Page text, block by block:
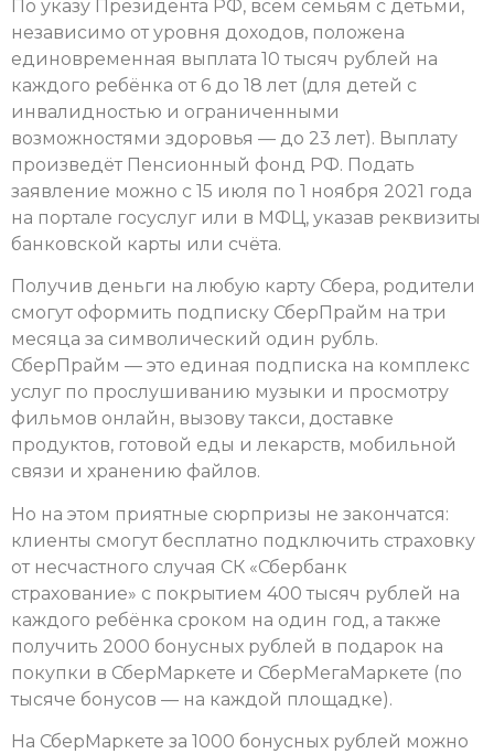
По указу Президента РФ, всем семьям с детьми,
независимо от уровня доходов, положена
единовременная выплата 10 тысяч рублей на
каждого ребёнка от 6 до 18 лет (для детей с
инвалидностью и ограниченными
возможностями здоровья — до 23 лет). Выплату
произведёт Пенсионный фонд РФ. Подать
заявление можно с 15 июля по 1 ноября 2021 года
на портале госуслуг или в МФЦ, указав реквизиты
банковской карты или счёта.
Получив деньги на любую карту Сбера, родители
смогут оформить подписку СберПрайм на три
месяца за символический один рубль.
СберПрайм — это единая подписка на комплекс
услуг по прослушиванию музыки и просмотру
фильмов онлайн, вызову такси, доставке
продуктов, готовой еды и лекарств, мобильной
связи и хранению файлов.
Но на этом приятные сюрпризы не закончатся:
клиенты смогут бесплатно подключить страховку
от несчастного случая СК «Сбербанк
страхование» с покрытием 400 тысяч рублей на
каждого ребёнка сроком на один год, а также
получить 2000 бонусных рублей в подарок на
покупки в СберМаркете и СберМегаМаркете (по
тысяче бонусов — на каждой площадке).
На СберМаркете за 1000 бонусных рублей можно